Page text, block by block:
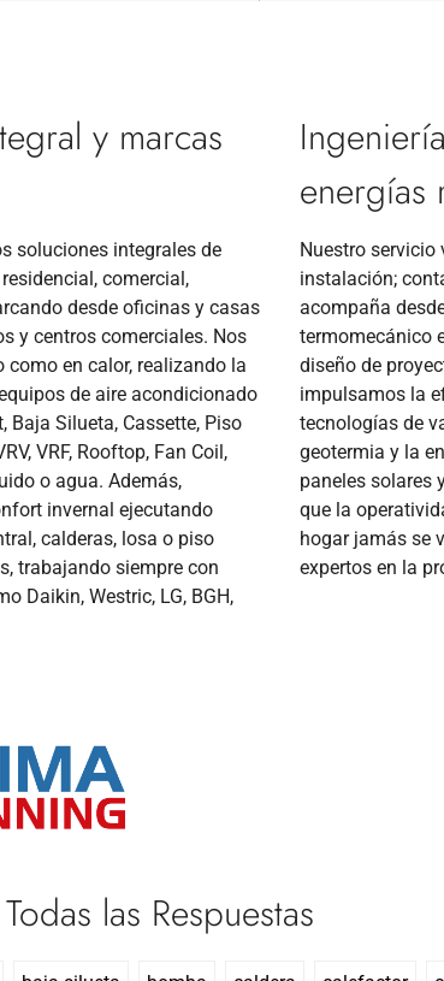
y marcas
soluciones integrales de
comercial,
desde oficinas y casas
y centros comerciales. Nos
en calor, realizando la
de aire acondicionado
Silueta, Cassette, Piso
VRF, Rooftop, Fan Coil,
o agua. Además,
invernal ejecutando
calderas, losa o piso
trabajando siempre con
Daikin, Westric, LG, BGH,
energías
Nuestro
instalación;
acompaña
termomecánico
diseño de
impulsamos la
tecnologías de
geotermia y la
paneles solares
que la
hogar jamás se
expertos en la
las Respuestas